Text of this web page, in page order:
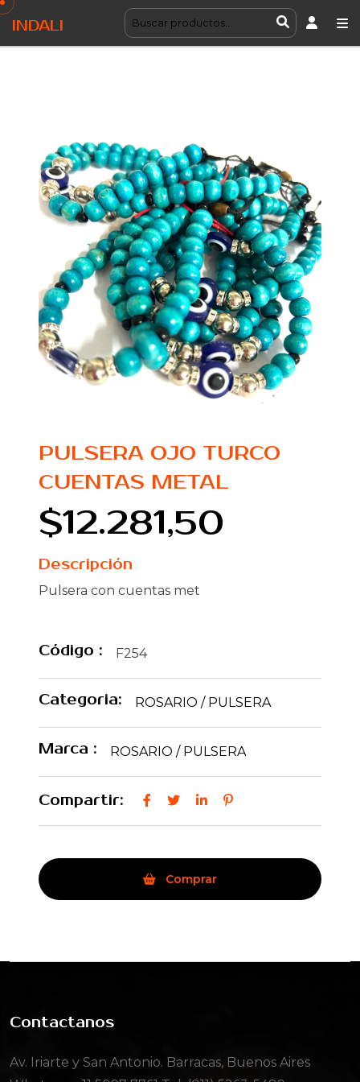
INDALI
PULSERA OJO TURCO
CUENTAS METAL
$12.281,50
Descripción
Pulsera con cuentas met
Código : F254
Categoria: ROSARIO / PULSERA
Marca : ROSARIO / PULSERA
Compartir:
Comprar
Contactanos
Av. Iriarte y San Antonio. Barracas, Buenos Aires